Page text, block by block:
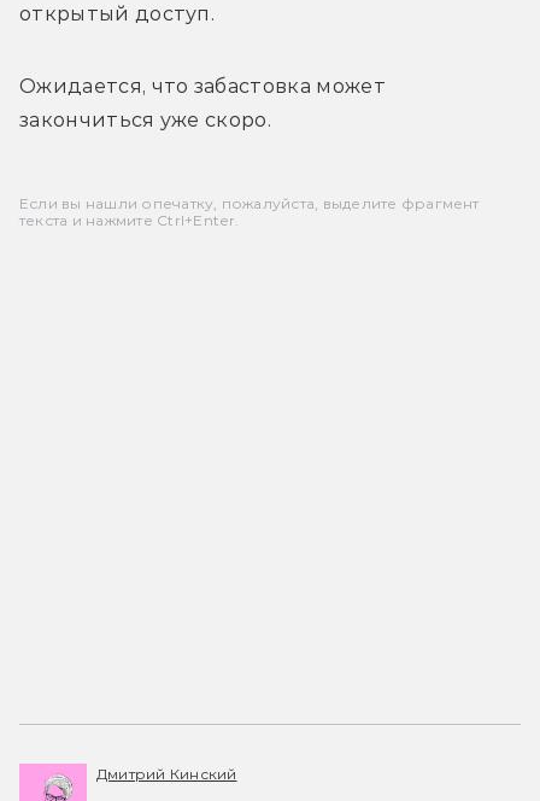
открытый доступ.
Ожидается, что забастовка может
закончиться уже скоро.
Если вы нашли опечатку, пожалуйста, выделите фрагмент
текста и нажмите Ctrl+Enter.
Дмитрий Кинский